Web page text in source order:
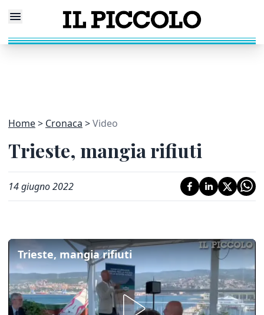
Home Cronaca Video
Trieste, mangia rifiuti
14 giugno 2022
Trieste, mangia rifiuti